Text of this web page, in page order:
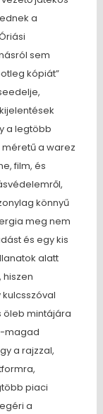
a
sem
kópiát”
a legtöbb
a warez
film, és
könnyű
meg nem
és egy kis
alatt
hiszen
öleb mintájára
magad
a rajzzal,
piaci
a